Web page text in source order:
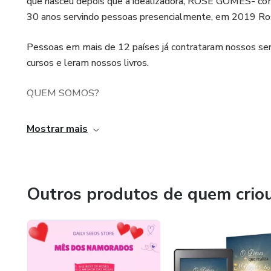
30 anos servindo pessoas presencialmente, em 2019
Pessoas em mais de 12 países já contrataram nossos
cursos e leram nossos livros.
QUEM SOMOS?
• Roseli F. G. F. Gomes: assistente social, empresária,
• A Dra. Gleicy Maely Manzatto: farmacêutica, pós-
produtora de cursos. Coparticipante do Projeto
NOSSO PROPÓSITO : Proporcionar transformação na
disso, despertar o DNA divino, os dons e talentos
semelhança de Deus.
Mostrar mais
Outros produtos de quem